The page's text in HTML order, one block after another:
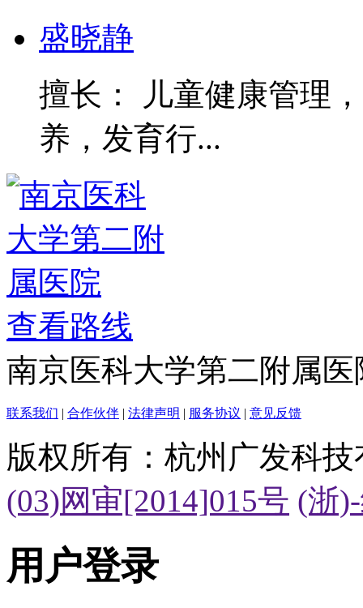
盛晓静
擅长： 儿童健康管理
养，发育行...
查看路线
南京医科大学第二附属医
联系我们 | 合作伙伴 | 法律声明 | 服务协议 | 意见反馈
版权所有：杭州广发科
(03)网审[2014]015号 (浙
用户登录